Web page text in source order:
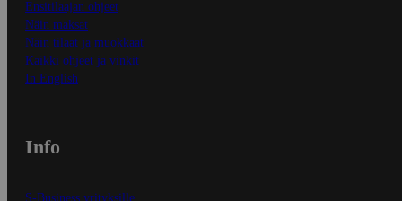
Ensitilaajan ohjeet
Näin maksat
Näin tilaat ja muokkaat
Kaikki ohjeet ja vinkit
In English
Info
S-Business yrityksille